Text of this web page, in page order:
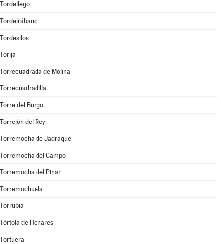
Tordellego
Tordelrábano
Tordesilos
Torija
Torrecuadrada de Molina
Torrecuadradilla
Torre del Burgo
Torrejón del Rey
Torremocha de Jadraque
Torremocha del Campo
Torremocha del Pinar
Torremochuela
Torrubia
Tórtola de Henares
Tortuera